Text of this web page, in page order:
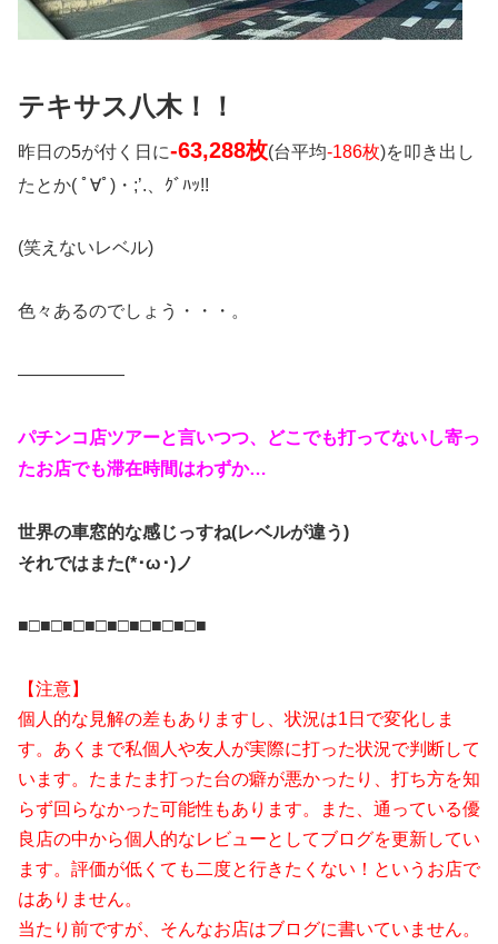
テキサス八木！！
昨日の5が付く日に-63,288枚(台平均-186枚)を叩き出し
たとか( ﾟ∀ﾟ)・;’.、ｸﾞﾊｯ!!
(笑えないレベル)
色々あるのでしょう・・・。
——————
パチンコ店ツアーと言いつつ、どこでも打ってないし寄っ
たお店でも滞在時間はわずか…
世界の車窓的な感じっすね(レベルが違う)
それではまた(*･ω･)ノ
■□■□■□■□■□■□■□■□■
【注意】
個人的な見解の差もありますし、状況は1日で変化しま
す。 あくまで私個人や友人が実際に打った状況で判断して
います。 たまたま打った台の癖が悪かったり、打ち方を知
らず回らなかった可能性もあります。
また、通っている優
良店の中から個人的なレビューとしてブログを更新してい
ます。 評価が低くても二度と行きたくない！というお店で
はありません。
当たり前ですが、そんなお店はブログに書いていません。